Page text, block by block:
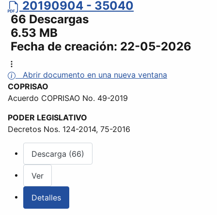
20190904 - 35040
66 Descargas
6.53 MB
Fecha de creación: 22-05-2026
Abrir documento en una nueva ventana
COPRISAO
Acuerdo COPRISAO No. 49-2019
PODER LEGISLATIVO
Decretos Nos. 124-2014, 75-2016
Descarga (66)
Ver
Detalles